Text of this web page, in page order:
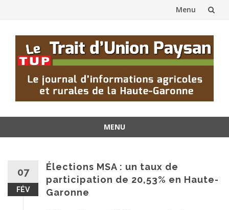
Menu
contenu
MENU
07
FÉV
Élections MSA : un taux de
participation de 20,53% en Haute-
Garonne